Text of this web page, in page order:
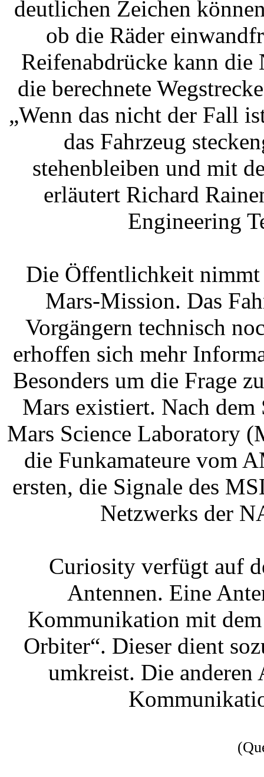
deutlichen Zeichen
ob die Räder
Reifenabdrücke kann die
die berechnete
„Wenn das nicht der Fall
das Fahrzeug
stehenbleiben und mit
erläutert Richard
Engineering
Die Öffentlichkeit nimmt
Mars-Mission. Das
Vorgängern technisch
erhoffen sich mehr
Besonders um die Frage
Mars existiert. Nach
Mars Science Laboratory
die Funkamateure vom
ersten, die Signale des
Netzwerks der
Curiosity verfügt auf
Antennen. Eine
Kommunikation mit
Orbiter“. Dieser dient
umkreist. Die